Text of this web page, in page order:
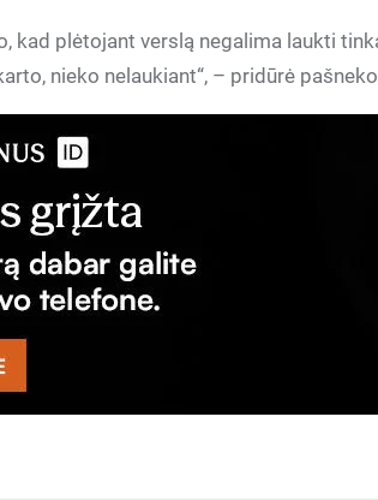
kad plėtojant verslą negalima laukti
nieko nelaukiant“, – pridūrė